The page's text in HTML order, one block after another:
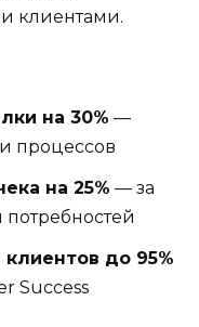
клиентами.
на 30% —
процессов
на 25% — за
до 95%
Success